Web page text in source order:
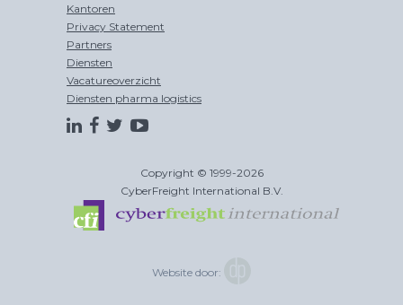
Kantoren
Privacy Statement
Partners
Diensten
Vacatureoverzicht
Diensten pharma logistics
Copyright © 1999-2026
CyberFreight International B.V.
Website door: